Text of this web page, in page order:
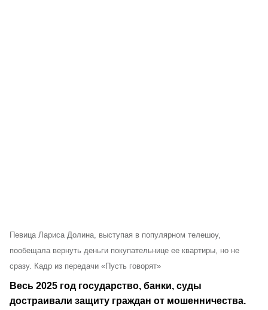
Певица Лариса Долина, выступая в популярном телешоу,
пообещала вернуть деньги покупательнице ее квартиры, но не
сразу. Кадр из передачи «Пусть говорят»
Весь 2025 год государство, банки, суды
достраивали защиту граждан от мошенничества.